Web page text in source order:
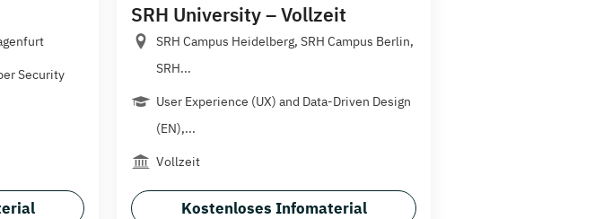
Security
SRH University – Vollzeit
SRH Campus Heidelberg, SRH Campus Berlin,
SRH...
User Experience (UX) and Data-Driven Design
(EN),...
Vollzeit
Kostenloses Infomaterial